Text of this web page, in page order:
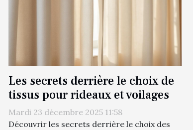
Les secrets derrière le choix de
tissus pour rideaux et voilages
Mardi 23 décembre 2025 11:58
Découvrir les secrets derrière le choix des